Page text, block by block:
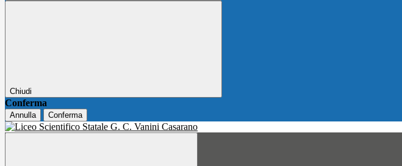
Chiudi
Conferma
Annulla Conferma